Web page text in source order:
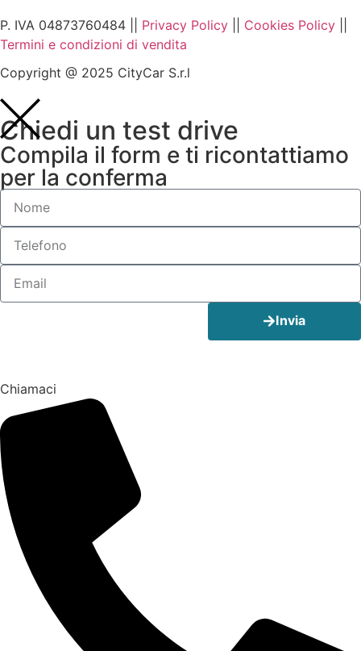
P. IVA 04873760484 || Privacy Policy Cookies Policy
Termini e condizioni di vendita
Copyright @ 2025 CityCar S.r.l
Chiedi un test drive
Compila il form e ti ricontattiamo
per la conferma
Invia
Chiamaci